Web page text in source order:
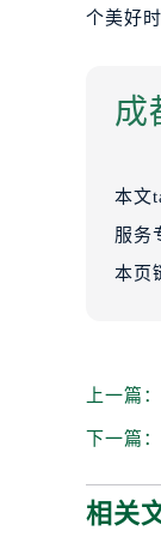
个美好时
成
本文
服务
本页
上一篇：
下一篇：
相关